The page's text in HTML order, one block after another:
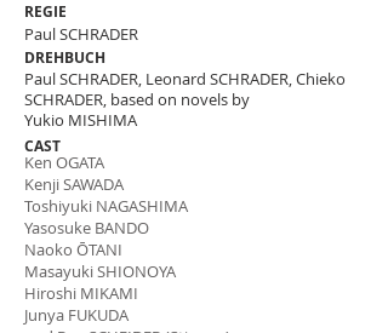
REGIE
PaulSCHRADER
DREHBUCH
Paul SCHRADER, Leonard SCHRADER, Chieko
SCHRADER, based on novels by
Yukio MISHIMA
CAST
Ken OGATA
Kenji SAWADA
Toshiyuki NAGASHIMA
Yasosuke BANDO
Naoko ŌTANI
Masayuki SHIONOYA
Hiroshi MIKAMI
Junya FUKUDA